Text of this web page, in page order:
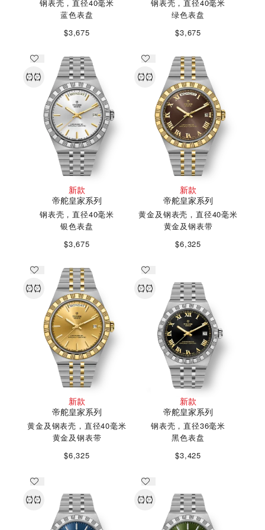
钢表壳，直径40毫米
蓝色表盘
$3,675
钢表壳，直径40毫米
绿色表盘
$3,675
新款
帝舵皇家系列
钢表壳，直径40毫米
银色表盘
$3,675
新款
帝舵皇家系列
黄金及钢表壳，直径40毫米
黄金及钢表带
$6,325
新款
帝舵皇家系列
黄金及钢表壳，直径40毫米
黄金及钢表带
$6,325
新款
帝舵皇家系列
钢表壳，直径36毫米
黑色表盘
$3,425